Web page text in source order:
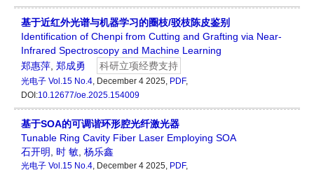
基于近红外光谱与机器学习的圈枝/驳枝陈皮鉴别
Identification of Chenpi from Cutting and Grafting via Near-
Infrared Spectroscopy and Machine Learning
郑惠萍, 郑成勇 科研立项经费支持
光电子 Vol.15 No.4, December 4 2025, PDF,
DOI:10.12677/oe.2025.154009
基于SOA的可调谐环形腔光纤激光器
Tunable Ring Cavity Fiber Laser Employing SOA
石开明, 时 敏, 杨乐鑫
光电子 Vol.15 No.4, December 4 2025, PDF,